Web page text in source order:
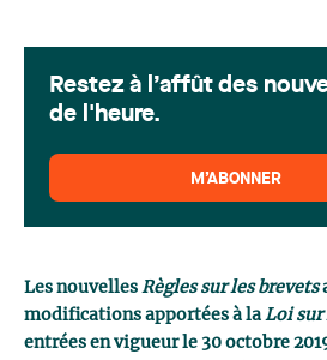
Les nouvelles Règles sur les brevets
modifications apportées à la Loi sur
entrées en vigueur le 30 octobre
Restez à l’affût des
de l'heure.
M’ABONNER